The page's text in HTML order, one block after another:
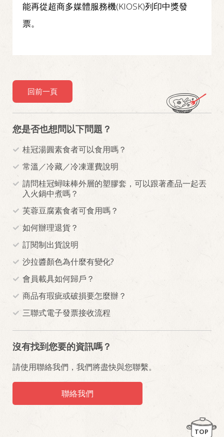
能再從超商多媒體服務機(KIOSK)列印中獎發
票。
回前一頁
您是否也想問以下問題？
桂冠湯圓素食者可以食用嗎？
常溫／冷藏／冷凍運費說明
請問桂冠蟳味棒外層的塑膠套，可以跟著產品一起丟
入火鍋中煮嗎？
芙蓉豆腐素食者可食用嗎？
如何辦理退貨？
訂閱制出貨說明
沙拉醬顏色為什麼有變化?
會員載具如何歸戶？
商品有瑕疵或破損要怎麼辦？
三聯式電子發票接收流程
沒有找到您要的資訊嗎？
請使用聯絡我們，我們將盡快與您聯繫。
聯絡我們
TOP